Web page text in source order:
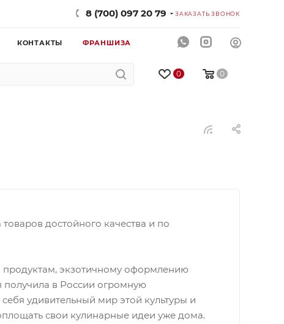
8 (700) 097 20 79 ЗАКАЗАТЬ ЗВОНОК
КОНТАКТЫ ФРАНШИЗА
0 0
достойного качества и по
экзотичному оформлению
получила в России огромную
удивительный мир этой культуры и
свои кулинарные идеи уже дома.